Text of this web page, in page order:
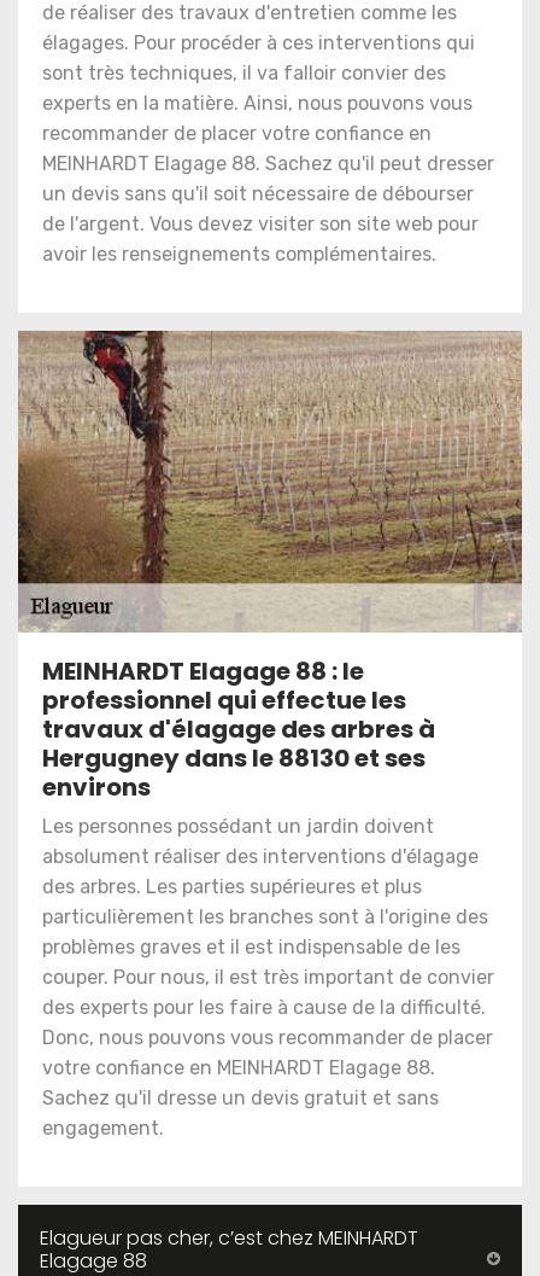
de réaliser des travaux d'entretien comme les
élagages. Pour procéder à ces interventions qui
sont très techniques, il va falloir convier des
experts en la matière. Ainsi, nous pouvons vous
recommander de placer votre confiance en
MEINHARDT Elagage 88. Sachez qu'il peut dresser
un devis sans qu'il soit nécessaire de débourser
de l'argent. Vous devez visiter son site web pour
avoir les renseignements complémentaires.
MEINHARDT Elagage 88 : le
professionnel qui effectue les
travaux d'élagage des arbres à
Hergugney dans le 88130 et ses
environs
Les personnes possédant un jardin doivent
absolument réaliser des interventions d'élagage
des arbres. Les parties supérieures et plus
particulièrement les branches sont à l'origine des
problèmes graves et il est indispensable de les
couper. Pour nous, il est très important de convier
des experts pour les faire à cause de la difficulté.
Donc, nous pouvons vous recommander de placer
votre confiance en MEINHARDT Elagage 88.
Sachez qu'il dresse un devis gratuit et sans
engagement.
Elagueur pas cher, c’est chez MEINHARDT
Elagage 88